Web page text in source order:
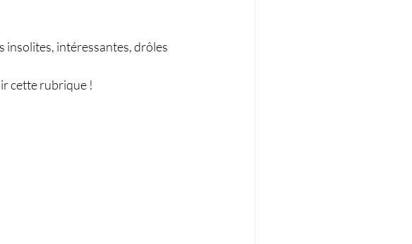
insolites, intéressantes, drôles
cette rubrique !